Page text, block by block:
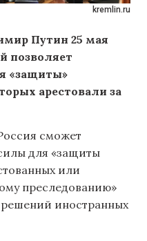
kremlin.ru
Путин 25 мая
позволяет
«защиты»
арестовали за
сможет
для «защиты
или
преследованию»
иностранных